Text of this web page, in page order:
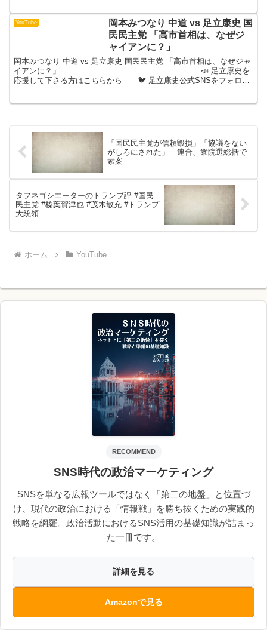
YouTube
岡本みつなり 中道 vs 足立康史 国
民民主党 「高市首相は、なぜジ
ャイアンに？」
岡本みつなり 中道 vs 足立康史 国民民主党 「高市首相は、なぜジャ
イアンに？」 =============================📣 足立康史を
応援して下さる方はこちらから 🐦 足立康史公式SNSをフォロー
「国民民主党が信頼毀損」「協議をない
がしろにされた」 連合、衆院選総括で
素案
タフネゴシエーターのトランプ評 #国民
民主党 #榛葉賀津也 #茂木敏充 #トランプ
大統領
ホーム YouTube
RECOMMEND
SNS時代の政治マーケティング
SNSを単なる広報ツールではなく「第二の地盤」と位置づ
け、現代の政治における「情報戦」を勝ち抜くための実践的
戦略を網羅。政治活動におけるSNS活用の基礎知識が詰まっ
た一冊です。
詳細を見る
Amazonで見る